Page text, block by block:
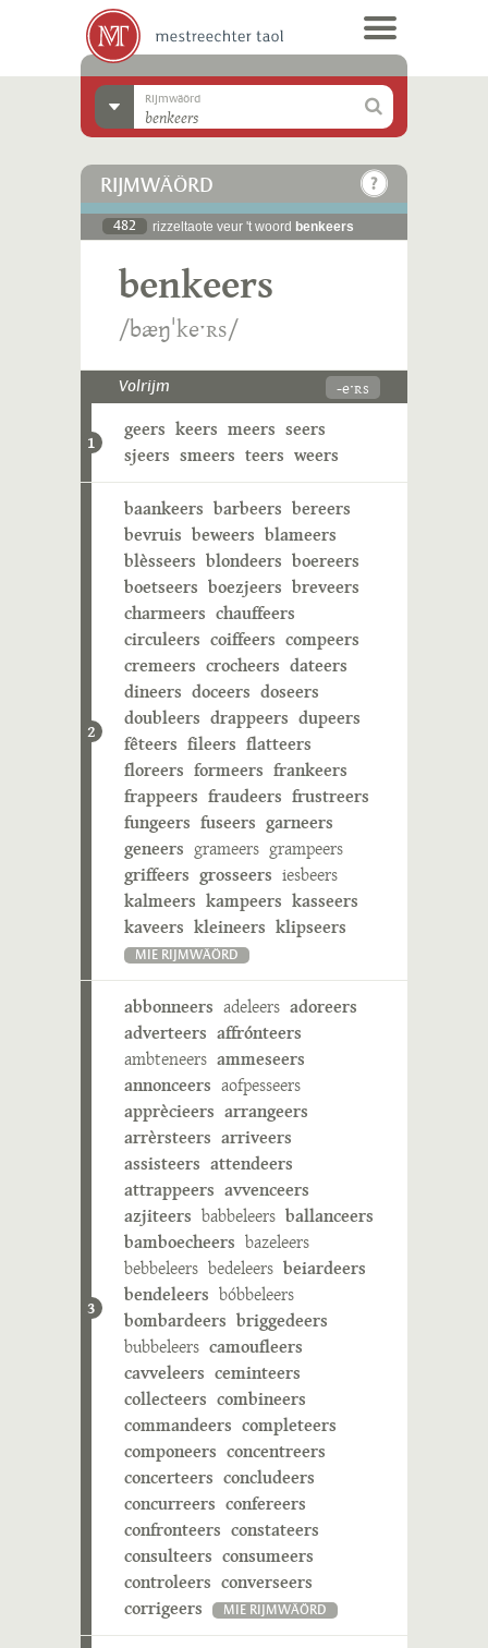
Rijmwäörd
RIJMWÄÖRD
482 rizzeltaote veur 't woord benkeers
benkeers
/bæŋˈkeˑʀs/
Volrijm -eˑʀs
1
geers keers meers seers
sjeers smeers teers weers
2
baankeers barbeers bereers
bevruis beweers blameers
blèsseers blondeers boereers
boetseers boezjeers breveers
charmeers chauffeers
circuleers coiffeers compeers
cremeers crocheers dateers
dineers doceers doseers
doubleers drappeers dupeers
fêteers fileers flatteers
floreers formeers frankeers
frappeers fraudeers frustreers
fungeers fuseers garneers
geneers grameers grampeers
griffeers grosseers iesbeers
kalmeers kampeers kasseers
kaveers kleineers klipseers
MIE RIJMWÄÖRD
3
abbonneers adeleers adoreers
adverteers affrónteers
ambteneers ammeseers
annonceers aofpesseers
apprècieers arrangeers
arrèrsteers arriveers
assisteers attendeers
attrappeers avvenceers
azjiteers babbeleers ballanceers
bamboecheers bazeleers
bebbeleers bedeleers beiardeers
bendeleers bóbbeleers
bombardeers briggedeers
bubbeleers camoufleers
cavveleers ceminteers
collecteers combineers
commandeers completeers
componeers concentreers
concerteers concludeers
concurreers confereers
confronteers constateers
consulteers consumeers
controleers converseers
corrigeers
MIE RIJMWÄÖRD